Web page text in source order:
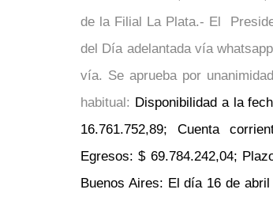
de la Filial La Plata.- El
del Día adelantada vía
vía. Se aprueba por
habitual: Disponibilidad a la
16.761.752,89; Cuenta
Egresos: $ 69.784.242,04;
Buenos Aires: El día 16 de